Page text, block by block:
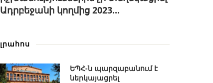
Ադրբեջանի կողմից 2023...
լրահոս
ԵՊՀ-ն պարզաբանում է
ներկայացրել